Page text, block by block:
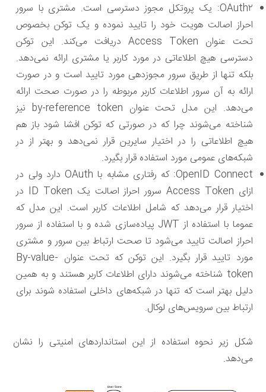
OAuth۲: یک پروتکل مجوز دسترسی است. مشتری با سرور
احراز اصالت هویت خود را تایید نموده و یک توکن بخصوص
تحت عنوان Access Token دریافت می‌کند. این توکن
دسترسی هیچ اطلاعاتی در مورد کاربر یا مشتری ارائه نمی‌دهد.
بلکه تنها از طریق سرور مجوزدهی مورد تایید است و در صورت
ارائه به آن سرور اطلاعات کاربر مربوطه را در صورت صحت ارائه
می‌دهد. این مدل تحت عنوان by-reference token نیز
شناخته می‌شوند چرا که در صورتی که توکن افشا شود باز هم
هیچ اطلاعاتی را در اختیار سایرین قرار نمی‌دهد و بهتر از در
شبکه‌های عمومی مورد استفاده قرار بگیرد.
OpenID Connect: که رفتاری مشابه با OAuth دارد ولی در
ازای Access Token سرور احراز اصالت یک ID Token در
اختیار قرار می‌دهد که شامل اطلاعات کاربر است. این مدل که
عموما با استفاده از JWT پیاده‌سازی شده و با استفاده از سرور
احراز اصالت تایید می‌شود تا صحت ارتباط بین سرور و مشتری
مورد تایید قرار بگیرد. این توکن که تحت عنوان By-value-
token شناخته می‌شوند دارای اطلاعات کاربر هستند و به همین
دلیل بهتر است که تنها در شبکه‌های داخلی استفاده شوند برای
ارتباط بین سرویس‌های لوکال.
شکل زیر نحوه استفاده از این استانداردهای امنیتی را نشان
می‌دهد.